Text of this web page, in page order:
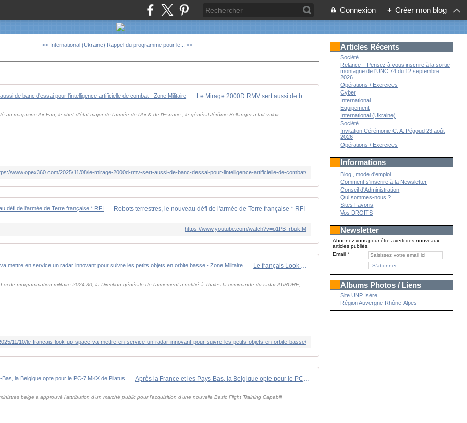
Connexion + Créer mon blog
<< International (Ukraine) Rappel du programme pour le... >>
Le Mirage 2000D RMV sert aussi de banc d'essai pour l'intelligence artificielle de combat - Zone Militaire
au magazine Air Fan, le chef d'état-major de l'armée de l'Air & de l'Espace , le général Jérôme Bellanger a fait valoir
www.opex360.com/2025/11/08/le-mirage-2000d-rmv-sert-aussi-de-banc-dessai-pour-lintelligence-artificielle-de-combat/
Robots terrestres, le nouveau défi de l'armée de Terre française * RFI
https://www.youtube.com/watch?v=o1PB_rbukIM
Le français Look Up Space va mettre en service un radar innovant pour suivre les petits objets en orbite basse - Zone Militaire
de programmation militaire 2024-30, la Direction générale de l'armement a notifié à Thales la commande du radar AURORE,
11/10/le-francais-look-up-space-va-mettre-en-service-un-radar-innovant-pour-suivre-les-petits-objets-en-orbite-basse/
Après la France et les Pays-Bas, la Belgique opte pour le PC-7 MKX de Pilatus
belge a approuvé l'attribution d'un marché public pour l'acquisition d'une nouvelle Basic Flight Training Capabili
Articles Récents
Société
Relance – Pensez à vous inscrire à la sortie
montagne de l'UNC 74 du 12 septembre
2026
Opérations / Exercices
Cyber
International
Equipement
International (Ukraine)
Société
Invitation Cérémonie C. A. Pégoud 23 août
2026
Opérations / Exercices
Informations
Blog , mode d'emploi
Comment s'inscrire à la Newsletter
Conseil d'Administration
Qui sommes-nous ?
Sites Favoris
Vos DROITS
Newsletter
Abonnez-vous pour être averti des nouveaux
articles publiés.
Email
Albums Photos / Liens
Site UNP Isère
Région Auvergne-Rhône-Alpes